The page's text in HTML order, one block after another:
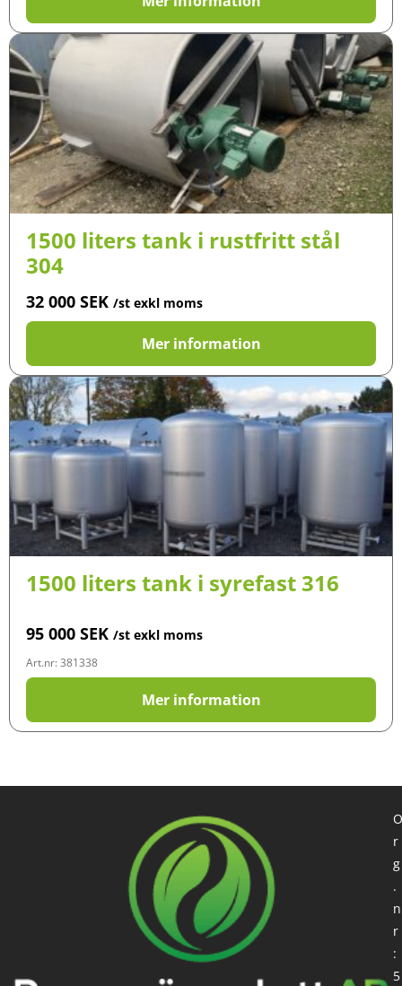
1500 liters tank i rustfritt stål
304
32 000 SEK /st exkl moms
Mer information
1500 liters tank i syrefast 316
95 000 SEK /st exkl moms
Art.nr: 381338
Mer information
O
r
g
.
n
r
:
5